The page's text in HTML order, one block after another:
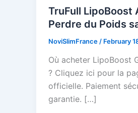
TruFull LipoBoost
Perdre du Poids
NoviSlimFrance / February
Où acheter LipoBoost
? Cliquez ici pour la
officielle. Paiement
garantie. […]